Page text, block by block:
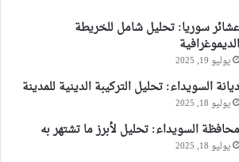
عشائر سوريا: تحليل شامل للخريطة
الديموغرافية
يوليو 19, 2025
ديانة السويداء: تحليل التركيبة الدينية للمدينة
يوليو 18, 2025
محافظة السويداء: تحليل لأبرز ما تشتهر به
يوليو 18, 2025